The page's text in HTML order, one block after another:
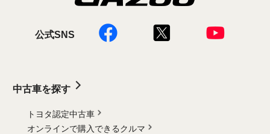
公式SNS
中古車を探す
トヨタ認定中古車
オンラインで購入できるクルマ